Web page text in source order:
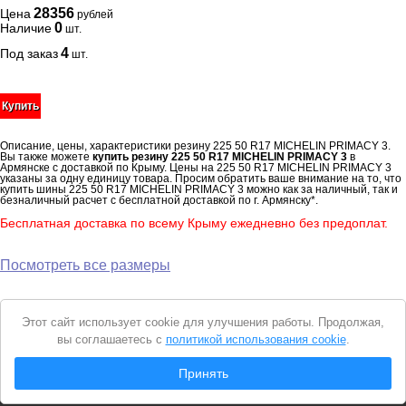
Цена 28356 рублей
Наличие0 шт.
Под заказ4 шт.
Купить
Описание, цены, характеристики резину 225 50 R17 MICHELIN PRIMACY 3.
Вы также можете купить резину 225 50 R17 MICHELIN PRIMACY 3 в
Армянске с доставкой по Крыму. Цены на 225 50 R17 MICHELIN PRIMACY 3
указаны за одну единицу товара. Просим обратить ваше внимание на то, что
купить шины 225 50 R17 MICHELIN PRIMACY 3 можно как за наличный, так и
безналичный расчет с бесплатной доставкой по г. Армянску*.
Бесплатная доставка по всему Крыму ежедневно без предоплат.
Посмотреть все размеры
Вся представленная на сайте информация носит справочный характер и не
является
Уведомление
cookie
Этот сайт использует cookie для улучшения работы. Продолжая,
вы соглашаетесь с политикой использования cookie.
Принять